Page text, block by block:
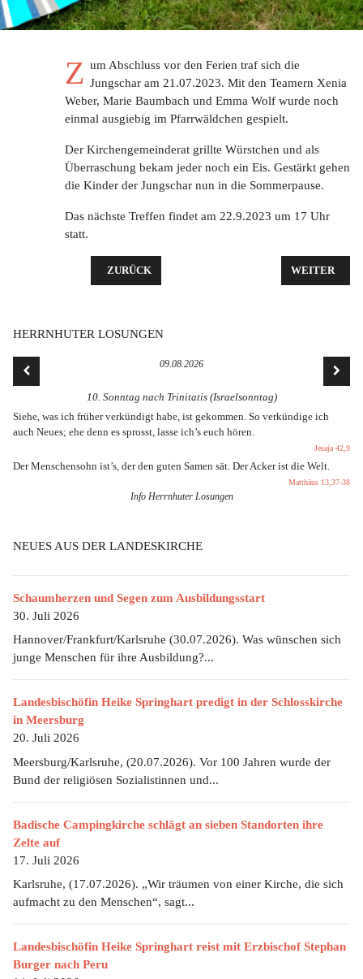
Z um Abschluss vor den Ferien traf sich die
Jungschar am 21.07.2023. Mit den Teamern Xenia
Weber, Marie Baumbach und Emma Wolf wurde noch
einmal ausgiebig im Pfarrwäldchen gespielt.
Der Kirchengemeinderat grillte Würstchen und als
Überraschung bekam jeder noch ein Eis. Gestärkt gehen
die Kinder der Jungschar nun in die Sommerpause.
Das nächste Treffen findet am 22.9.2023 um 17 Uhr
statt.
VORHERIGER BEITRAG: WÜRDIG DAS
ZURÜCK NÄCHSTER
WEITER
HERRNHUTER LOSUNGEN
09.08.2026
10. Sonntag nach Trinitatis (Israelsonntag)
Siehe, was ich früher verkündigt habe, ist gekommen. So verkündige ich
auch Neues; ehe denn es sprosst, lasse ich’s euch hören.
Jesaja 42,9
Der Menschensohn ist’s, der den guten Samen sät. Der Acker ist die Welt.
Matthäus 13,37-38
Info Herrnhuter Losungen
NEUES AUS DER LANDESKIRCHE
Schaumherzen und Segen zum Ausbildungsstart
30. Juli 2026
Hannover/Frankfurt/Karlsruhe (30.07.2026). Was wünschen sich
junge Menschen für ihre Ausbildung?...
Landesbischöfin Heike Springhart predigt in der Schlosskirche
in Meersburg
20. Juli 2026
Meersburg/Karlsruhe, (20.07.2026). Vor 100 Jahren wurde der
Bund der religiösen Sozialistinnen und...
Badische Campingkirche schlägt an sieben Standorten ihre
Zelte auf
17. Juli 2026
Karlsruhe, (17.07.2026). „Wir träumen von einer Kirche, die sich
aufmacht zu den Menschen“, sagt...
Landesbischöfin Heike Springhart reist mit Erzbischof Stephan
Burger nach Peru